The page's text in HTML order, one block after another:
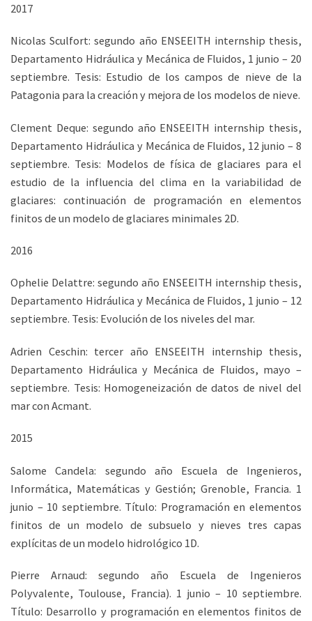
2017
Nicolas Sculfort: segundo año ENSEEITH internship thesis,
Departamento Hidráulica y Mecánica de Fluidos, 1 junio – 20
septiembre. Tesis: Estudio de los campos de nieve de la
Patagonia para la creación y mejora de los modelos de nieve.
Clement Deque: segundo año ENSEEITH internship thesis,
Departamento Hidráulica y Mecánica de Fluidos, 12 junio – 8
septiembre. Tesis: Modelos de física de glaciares para el
estudio de la influencia del clima en la variabilidad de
glaciares: continuación de programación en elementos
finitos de un modelo de glaciares minimales 2D.
2016
Ophelie Delattre: segundo año ENSEEITH internship thesis,
Departamento Hidráulica y Mecánica de Fluidos, 1 junio – 12
septiembre. Tesis: Evolución de los niveles del mar.
Adrien Ceschin: tercer año ENSEEITH internship thesis,
Departamento Hidráulica y Mecánica de Fluidos, mayo –
septiembre. Tesis: Homogeneización de datos de nivel del
mar con Acmant.
2015
Salome Candela: segundo año Escuela de Ingenieros,
Informática, Matemáticas y Gestión; Grenoble, Francia. 1
junio – 10 septiembre. Título: Programación en elementos
finitos de un modelo de subsuelo y nieves tres capas
explícitas de un modelo hidrológico 1D.
Pierre Arnaud: segundo año Escuela de Ingenieros
Polyvalente, Toulouse, Francia). 1 junio – 10 septiembre.
Título: Desarrollo y programación en elementos finitos de